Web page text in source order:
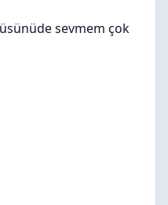
sevmem çok